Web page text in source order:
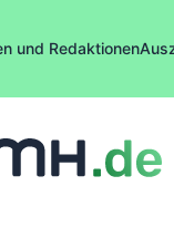
und Redaktionen